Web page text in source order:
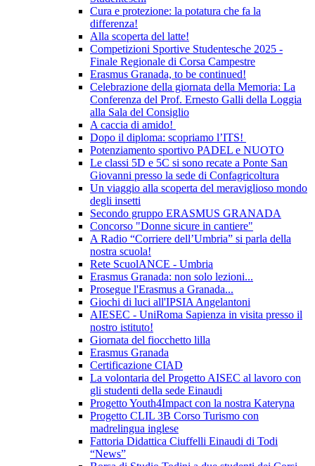
Cura e protezione: la potatura che fa la
differenza!
Alla scoperta del latte!
Competizioni Sportive Studentesche 2025 -
Finale Regionale di Corsa Campestre
Erasmus Granada, to be continued!
Celebrazione della giornata della Memoria: La
Conferenza del Prof. Ernesto Galli della Loggia
alla Sala del Consiglio
A caccia di amido!
Dopo il diploma: scopriamo l’ITS!
Potenziamento sportivo PADEL e NUOTO
Le classi 5D e 5C si sono recate a Ponte San
Giovanni presso la sede di Confagricoltura
Un viaggio alla scoperta del meraviglioso mondo
degli insetti
Secondo gruppo ERASMUS GRANADA
Concorso "Donne sicure in cantiere"
A Radio “Corriere dell’Umbria” si parla della
nostra scuola!
Rete ScuolANCE - Umbria
Erasmus Granada: non solo lezioni...
Prosegue l'Erasmus a Granada...
Giochi di luci all'IPSIA Angelantoni
AIESEC - UniRoma Sapienza in visita presso il
nostro istituto!
Giornata del fiocchetto lilla
Erasmus Granada
Certificazione CIAD
La volontaria del Progetto AISEC al lavoro con
gli studenti della sede Einaudi
Progetto Youth4Impact con la nostra Kateryna
Progetto CLIL 3B Corso Turismo con
madrelingua inglese
Fattoria Didattica Ciuffelli Einaudi di Todi
“News”